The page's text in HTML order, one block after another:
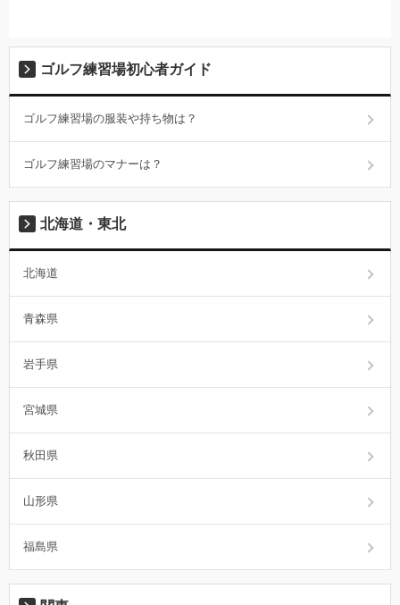
ゴルフ練習場初心者ガイド
ゴルフ練習場の服装や持ち物は？
ゴルフ練習場のマナーは？
北海道・東北
北海道
青森県
岩手県
宮城県
秋田県
山形県
福島県